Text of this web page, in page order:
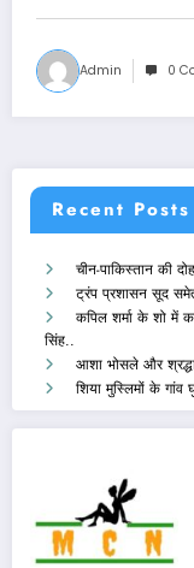
Admin 0
Recent Posts
चीन-पाकिस्तान की
ट्रंप प्रशासन सूद समेत
कपिल शर्मा के शो में
सिंह..
आशा भोसले और
शिया मुस्लिमों के